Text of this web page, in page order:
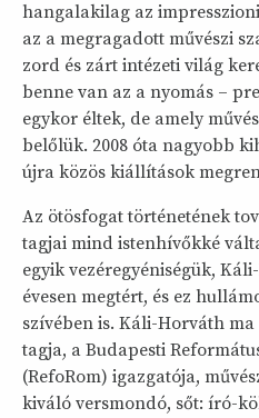
hangalakilag az
az a megragadott művészi
zord és zárt intézeti világ
benne van az a nyomás –
egykor éltek, de amely
belőlük. 2008 óta nagyobb
újra közös kiállítások
Az ötösfogat történetének
tagjai mind istenhívőkké
egyik vezéregyéniségük,
évesen megtért, és ez
szívében is. Káli-Horváth
tagja, a Budapesti
(RefoRom) igazgatója,
kiváló versmondó, sőt: író-